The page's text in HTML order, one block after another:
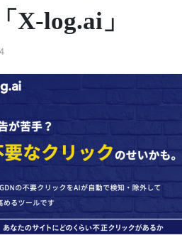
た効果を紹介！
か？？
【月8投稿15万円！】KanaMIX
のインスタグラム運用代行
X-log.ai」